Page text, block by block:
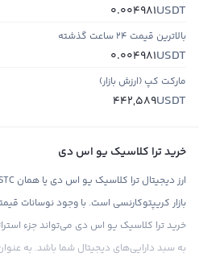
USDT
0.004981
بالاترین قیمت ۲۴ ساعت گذشته
USDT
0.004981
مارکت کپ (ارزش بازار)
USDT
442,589
خرید ترا کلاسیک یو اس دی
بازار کریپتوکارنسی است. با وجود نوسانات
خرید ترا کلاسیک یو اس دی می‌تواند جزء
به سبد دارایی‌های دیجیتال شما باشد. به